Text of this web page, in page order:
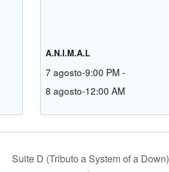
A.N.I.M.A.L
7 agosto-9:00 PM -
8 agosto-12:00 AM
Suite D (Tributo a System of a Down)